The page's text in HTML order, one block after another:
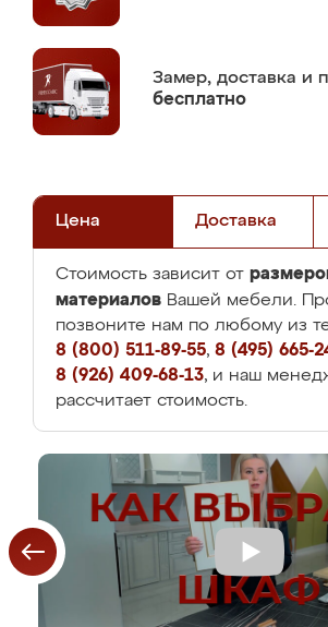
Замер, доставка и
бесплатно
Цена Доставка
Стоимость зависит от
материалов Вашей мебели.
позвоните нам по любому из
8 (800) 511-89-55, 8 (495) 665-
8 (926) 409-68-13, и наш
рассчитает стоимость.